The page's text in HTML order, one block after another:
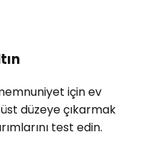
için ev
düzeye çıkarmak
test edin.